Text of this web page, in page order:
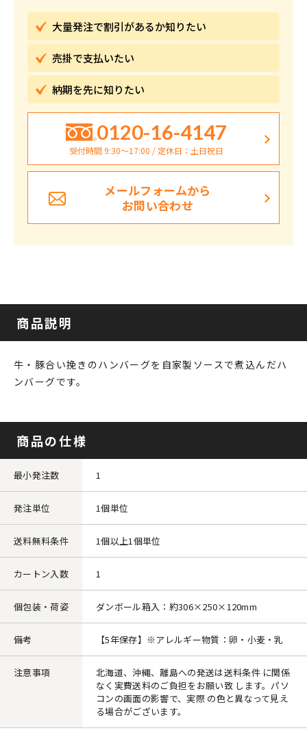
大量発注で割引があるか知りたい
売掛で支払いたい
納期を先に知りたい
0120-16-4147
受付時間 9:30〜17:00 / 定休日：土日祝日
メールフォームから
お問い合わせ
商品説明
牛・豚合い挽きのハンバーグを自家製ソースで煮込んだハ
ンバーグです。
商品の仕様
最小発注数 1
発注単位 1個単位
送料無料条件 1個以上1個単位
カートン入数 1
個包装・荷姿 ダンボール箱入：約306×250×120mm
備考 【5年保存】※アレルギー物質：卵・小麦・乳
注意事項
北海道、沖縄、離島への発送は送料条件 に関係
なく実費送料のご負担をお願い致 します。パソ
コンの画面の影響で、実際 の色と異なって見え
る場合がございます。